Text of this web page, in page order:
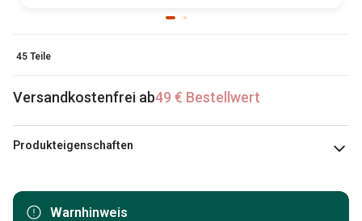
45 Teile
Versandkostenfrei ab49 € Bestellwert
Produkteigenschaften
Marke Nathan
Warnhinweis